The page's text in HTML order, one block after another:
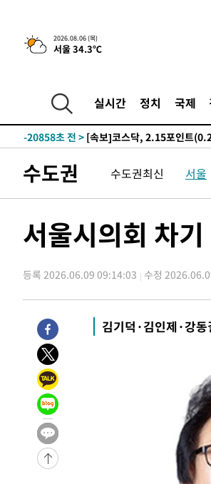
2026.08.06 (목)
서울 34.3℃
실시간 정치 국제
-26278초 전 >[속보]경찰, '홍명보 선임 논란'
색-25665초 전 >[속보]산업장관 "美무역법 제
-24730초 전 >
[속보]전남광주 초대 시민추
-22291초 전 >
-20858초 전 > [속보]코스닥, 2.15포인트
-17288초 전 >
6월 경상수지 497.3억 달러
-17239초 전 >서울 낮 39도 '폭염중대경보
-6774초 전 >[속보] 호르무즈 해협 이란-오만
임 3년 인터뷰
2시간 전 >[속보] "이란-오만, 호르무즈 해협
-31466초 전 >내일까지 39도 '펄펄'…기상
-31103초 전 >
트럼프, 한국계 진보 주지사
-31081초 전 >
"美간섭에 합의 지연"…트럼
-27601초 전 >
-26298초 전 >
[속보]경찰, '홍명보 선임 논
-25685초 전 >
[속보]산업장관 "美무역법 제
-25478초 전 >
[속보]코스피 매도사이드카
-24750초 전 >
[속보]전남광주 초대 시민추
-22311초 전 >
서울 열대야 15일째 지속…
[속보]코스닥, 2.15포인트
수도권 수도권최신 서울
서울시의회 차
등록 2026.06.09 09:14:03 수정
김기덕·김인제·강